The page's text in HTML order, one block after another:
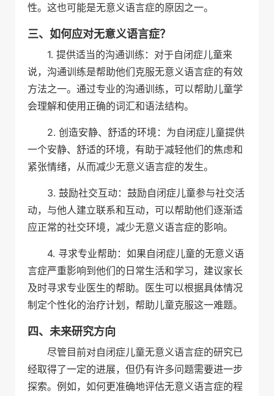
性。这也可能是无意义语言症的原因之一。
三、如何应对无意义语言症？
1. 提供适当的沟通训练：对于自闭症儿童来
说，沟通训练是帮助他们克服无意义语言症的有效
方法之一。通过专业的沟通训练，可以帮助儿童学
会理解和使用正确的词汇和语法结构。
2. 创造安静、舒适的环境：为自闭症儿童提供
一个安静、舒适的环境，有助于减轻他们的焦虑和
紧张情绪，从而减少无意义语言症的发生。
3. 鼓励社交互动：鼓励自闭症儿童参与社交活
动，与他人建立联系和互动，可以帮助他们逐渐适
应正常的社交环境，减少无意义语言症的影响。
4. 寻求专业帮助：如果自闭症儿童的无意义语
言症严重影响到他们的日常生活和学习，建议家长
及时寻求专业医生的帮助。医生可以根据具体情况
制定个性化的治疗计划，帮助儿童克服这一难题。
四、未来研究方向
尽管目前对自闭症儿童无意义语言症的研究已
经取得了一定的进展，但仍有许多问题需要进一步
探索。例如，如何更准确地评估无意义语言症的程